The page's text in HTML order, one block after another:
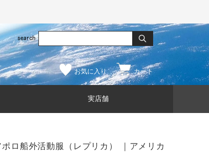
お気に入り カート
実店舗
ポロ船外活動服（レプリカ） ｜アメリカ